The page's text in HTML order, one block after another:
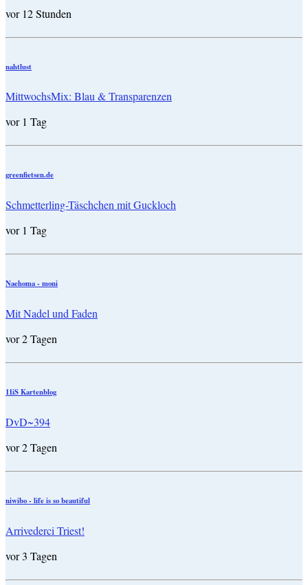
vor 12 Stunden
nahtlust
MittwochsMix: Blau & Transparenzen
vor 1 Tag
greenfietsen.de
Schmetterling-Täschchen mit Guckloch
vor 1 Tag
Naehoma - moni
Mit Nadel und Faden
vor 2 Tagen
11iS Kartenblog
DvD~394
vor 2 Tagen
niwibo - life is so beautiful
Arrivederci Triest!
vor 3 Tagen